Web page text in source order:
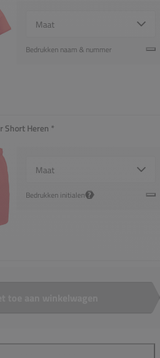
Bedrukken naam & nummer
Short Heren *
Bedrukken initialen ?